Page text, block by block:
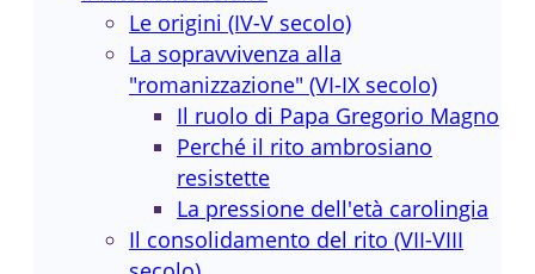
Le origini (IV-V secolo)
La sopravvivenza alla
"romanizzazione" (VI-IX secolo)
Il ruolo di Papa Gregorio Magno
Perché il rito ambrosiano
resistette
La pressione dell'età carolingia
Il consolidamento del rito (VII-VIII